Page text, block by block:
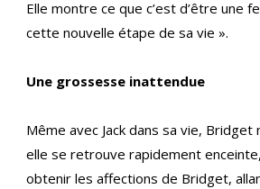
Elle montre ce que c’est d’être une
cette nouvelle étape de sa vie ».
Une grossesse inattendue
Même avec Jack dans sa vie,
elle se retrouve rapidement
obtenir les affections de Bridget,